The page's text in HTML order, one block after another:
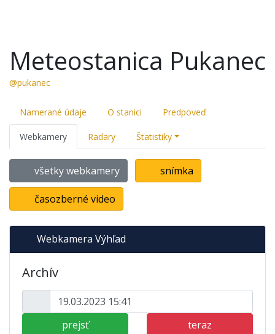
Meteostanica Pukanec
@pukanec
Namerané údaje O stanici Predpoveď
Webkamery Radary Štatistiky
všetky webkamery snímka
časozberné video
Webkamera Výhľad
Archív
prejsť teraz